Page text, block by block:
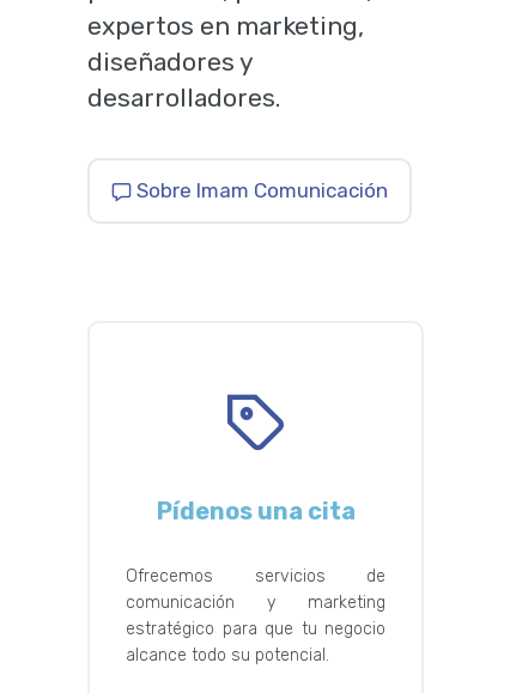
expertos en marketing,
diseñadores y
desarrolladores.
Sobre Imam Comunicación
Pídenos una cita
Ofrecemos servicios de
comunicación y marketing
estratégico para que tu negocio
alcance todo su potencial.